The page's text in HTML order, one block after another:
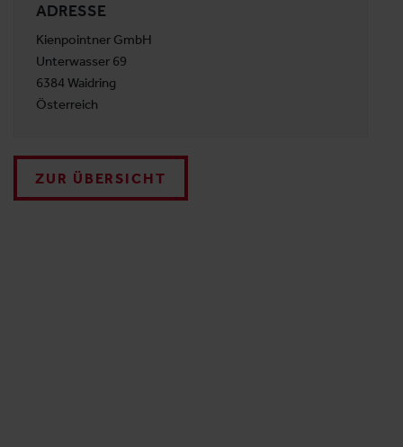
ADRESSE
Kienpointner GmbH
Unterwasser 69
6384 Waidring
Österreich
ZUR ÜBERSICHT